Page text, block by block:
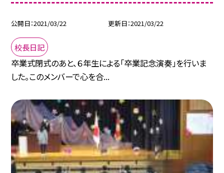
公開日 2021/03/22 更新日 2021/03/22
校長日記
卒業式閉式のあと、６年生による「卒業記念演奏」を行いま
した。このメンバーで心を合...